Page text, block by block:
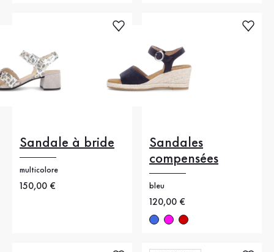
Sandale à bride
multicolore
Nouveau prix
150,00 €
Sandales
compensées
bleu
Nouveau prix
120,00 €